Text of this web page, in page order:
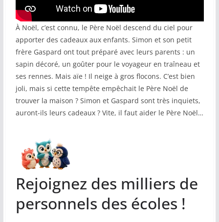
COMMUNAUTÉ
Groupes
Forum
Petites annonces
AUTRE
Humour
À Noël, c’est connu, le Père Noël descend du ciel pour
apporter des cadeaux aux enfants. Simon et son petit
frère Gaspard ont tout préparé avec leurs parents : un
sapin décoré, un goûter pour le voyageur en traîneau et
ses rennes. Mais aïe ! Il neige à gros flocons. C’est bien
joli, mais si cette tempête empêchait le Père Noël de
trouver la maison ? Simon et Gaspard sont très inquiets,
auront-ils leurs cadeaux ? Vite, il faut aider le Père Noël…
Rejoignez des milliers de
personnels des écoles !